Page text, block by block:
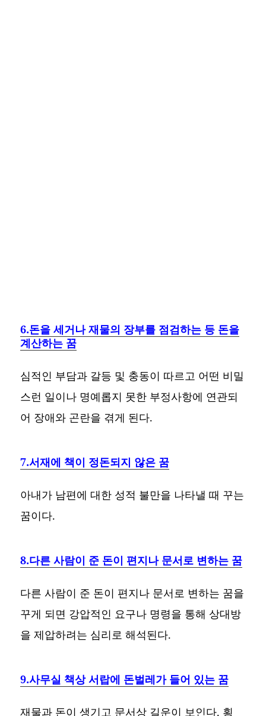
6.돈을 세거나 재물의 장부를 점검하는 등 돈을
계산하는 꿈
심적인 부담과 갈등 및 충동이 따르고 어떤 비밀
스런 일이나 명예롭지 못한 부정사항에 연관되
어 장애와 곤란을 겪게 된다.
7.서재에 책이 정돈되지 않은 꿈
아내가 남편에 대한 성적 불만을 나타낼 때 꾸는
꿈이다.
8.다른 사람이 준 돈이 편지나 문서로 변하는 꿈
다른 사람이 준 돈이 편지나 문서로 변하는 꿈을
꾸게 되면 강압적인 요구나 명령을 통해 상대방
을 제압하려는 심리로 해석된다.
9.사무실 책상 서랍에 돈벌레가 들어 있는 꿈
재물과 돈이 생기고 문서상 길운이 보인다. 횡